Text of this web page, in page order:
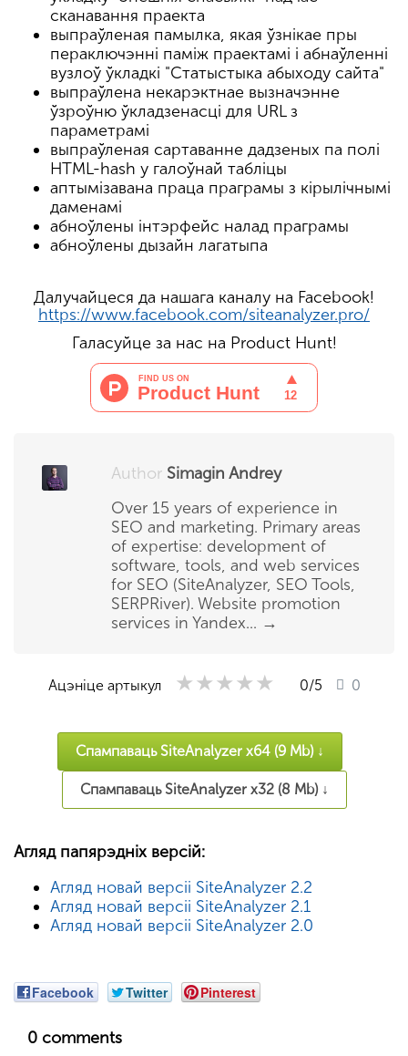
сканавання праекта
выпраўленая памылка, якая ўзнікае пры
пераключэнні паміж праектамі і абнаўленні
вузлоў ўкладкі "Статыстыка абыходу сайта"
выпраўлена некарэктнае вызначэнне
ўзроўню ўкладзенасці для URL з
параметрамі
выпраўленая сартаванне дадзеных па полі
HTML-hash у галоўнай табліцы
аптымізавана праца праграмы з кірылічнымі
даменамі
абноўлены інтэрфейс налад праграмы
абноўлены дызайн лагатыпа
Далучайцеся да нашага каналу на Facebook!
https://www.facebook.com/siteanalyzer.pro/
Галасуйце за нас на Product Hunt!
Author Simagin Andrey
Over 15 years of experience in
SEO and marketing. Primary areas
of expertise: development of
software, tools, and web services
for SEO (SiteAnalyzer, SEO Tools,
SERPRiver). Website promotion
services in Yandex... →
Ацэніце артыкул ★★★★★
★★★★★
★★★★★ 0/5 0
Спампаваць SiteAnalyzer x64 (9 Mb) ↓
Спампаваць SiteAnalyzer x32 (8 Mb) ↓
Агляд папярэдніх версій:
Агляд новай версіі SiteAnalyzer 2.2
Агляд новай версіі SiteAnalyzer 2.1
Агляд новай версіі SiteAnalyzer 2.0
Facebook Twitter Pinterest
0 comments